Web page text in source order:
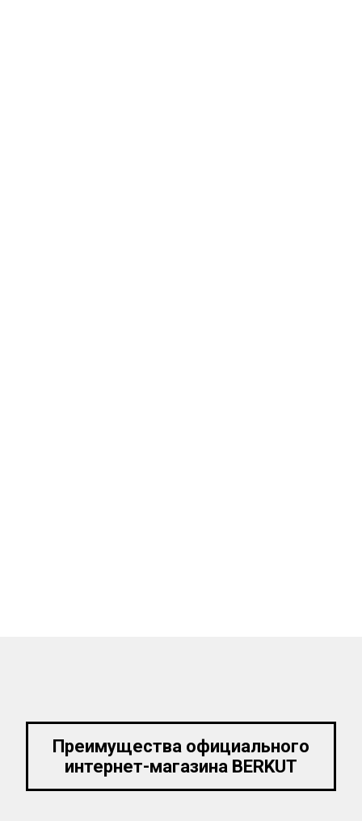
Преимущества официального
интернет-магазина BERKUT